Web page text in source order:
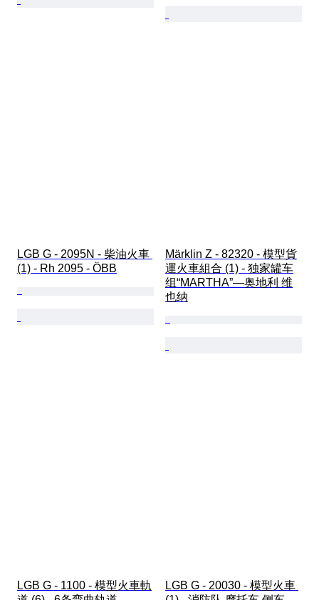
LGB G - 2095N - 柴油火車
(1) - Rh 2095 - ÖBB
Märklin Z - 82320 - 模型貨
運火車組合 (1) - 独家罐车
组“MARTHA”—奥地利 维
也纳
LGB G - 1100 - 模型火車軌
LGB G - 20030 - 模型火車